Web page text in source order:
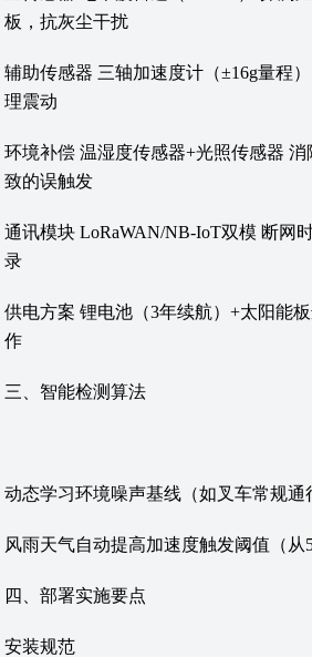
板，抗灰尘干扰
辅助传感器‌ 三轴加速度计（±16g量程
理震动
环境补偿‌ 温湿度传感器+光照传感器
致的误触发
通讯模块‌ LoRaWAN/NB-IoT双模 断网
录
供电方案‌ 锂电池（3年续航）+太阳能
作
‌三、智能检测算法‌
动态学习环境噪声基线（如叉车常规通
风雨天气自动提高加速度触发阈值（从
‌四、部署实施要点‌
‌安装规范‌